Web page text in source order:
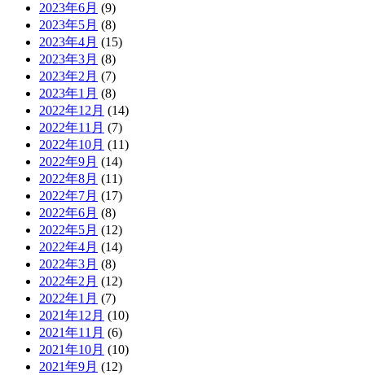
2023年6月 (9)
2023年5月 (8)
2023年4月 (15)
2023年3月 (8)
2023年2月 (7)
2023年1月 (8)
2022年12月 (14)
2022年11月 (7)
2022年10月 (11)
2022年9月 (14)
2022年8月 (11)
2022年7月 (17)
2022年6月 (8)
2022年5月 (12)
2022年4月 (14)
2022年3月 (8)
2022年2月 (12)
2022年1月 (7)
2021年12月 (10)
2021年11月 (6)
2021年10月 (10)
2021年9月 (12)